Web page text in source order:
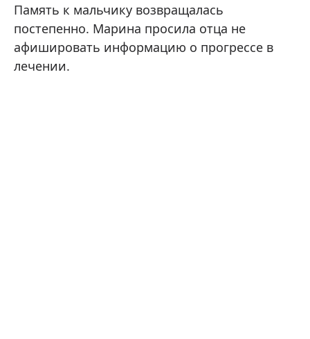
Память к мальчику возвращалась
постепенно. Марина просила отца не
афишировать информацию о прогрессе в
лечении.